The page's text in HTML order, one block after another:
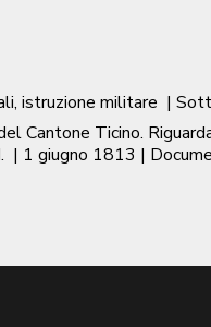
istruzione militare |
Cantone Ticino.
| 1 giugno 1813 |